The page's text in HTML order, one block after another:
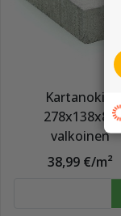
Kartanokivi
278x138x80
valkoinen
38,99 €/m²